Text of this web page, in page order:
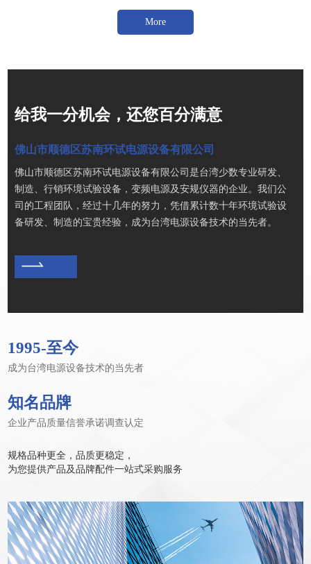
More
给我一分机会，还您百分满意
佛山市顺德区苏南环试电源设备有限公司
佛山市顺德区苏南环试电源设备有限公司是台湾少数专业研发、
制造、行销环境试验设备，变频电源及安规仪器的企业。我们公
司的工程团队，经过十几年的努力，凭借累计数十年环境试验设
备研发、制造的宝贵经验，成为台湾电源设备技术的当先者。
1995-至今
成为台湾电源设备技术的当先者
知名品牌
企业产品质量信誉承诺调查认定
规格品种更全，品质更稳定，
为您提供产品及品牌配件一站式采购服务